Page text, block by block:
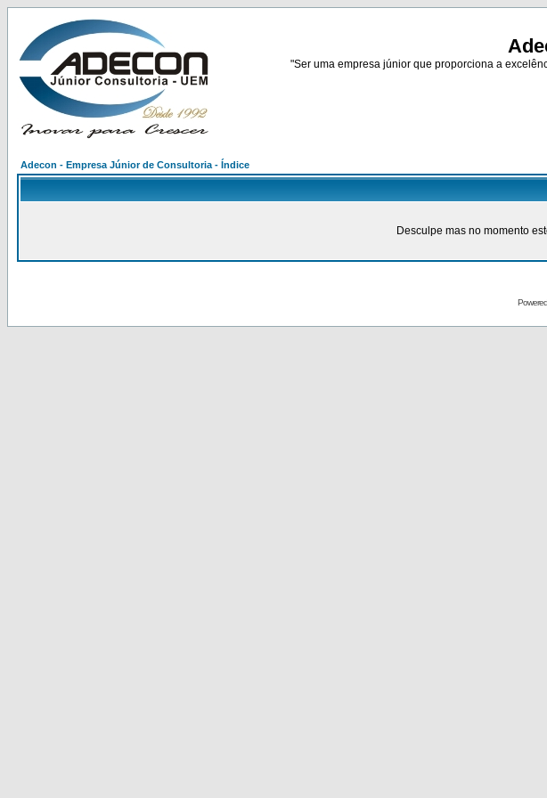
"Ser uma empresa júnior que proporciona a
Adecon - Empresa Júnior de Consultoria - Índice
Desculpe mas no momento